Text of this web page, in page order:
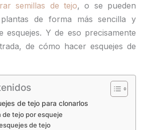
semillas de tejo, o se pueden
de forma más sencilla y
esquejes. Y de eso precisamente
de cómo hacer esquejes de
de tejo para clonarlos
de tejo por esqueje
de tejo